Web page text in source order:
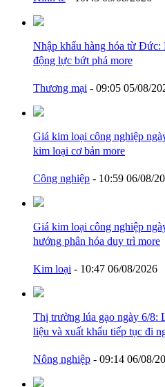
Nhập khẩu hàng hóa từ
động lực bứt phá more
Thương mại - 09:05 05/08/
Giá kim loại công nghiệp
kim loại cơ bản more
Công nghiệp - 10:59 06/08/
Giá kim loại công nghiệp
hướng phân hóa duy trì more
Kim loại - 10:47 06/08/2026
Thị trường lúa gạo ngày 6/8:
liệu và xuất khẩu tiếp tục đi
Nông nghiệp - 09:14 06/08/